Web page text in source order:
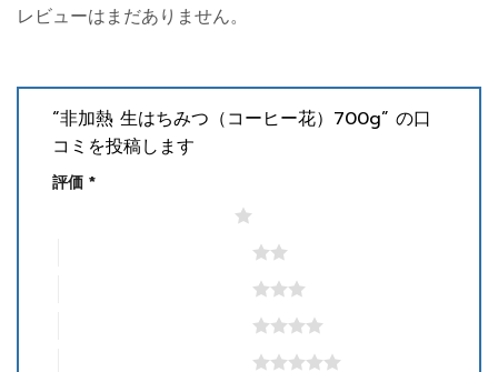
レビューはまだありません。
“非加熱 生はちみつ（コーヒー花）700g” の口
コミを投稿します
評価 *